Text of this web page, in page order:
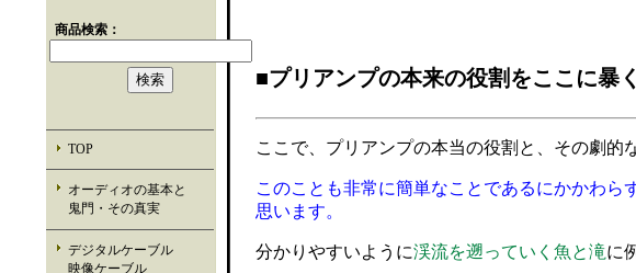
商品検索：
TOP
オーディオの基本と
鬼門・その真実
デジタルケーブル
映像ケーブル
■プリアンプの本来の役割をここに暴
ここで、プリアンプの本当の役割と、その劇的
このことも非常に簡単なことであるにかかわら
思います。
分かりやすいように渓流を遡っていく魚と滝に